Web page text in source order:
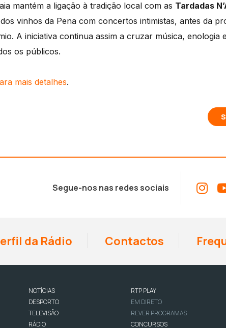
mantém a ligação à tradição local com as Tardadas
vinhos da Pena com concertos intimistas, antes da
A iniciativa continua assim a cruzar música, enologia
os públicos.
mais detalhes.
Segue-nos nas redes sociais
da Rádio Contactos
NOTÍCIAS
DESPORTO
TELEVISÃO
RÁDIO
RTP PLAY
EM DIRETO
REVER PROGRAMAS
CONCURSOS